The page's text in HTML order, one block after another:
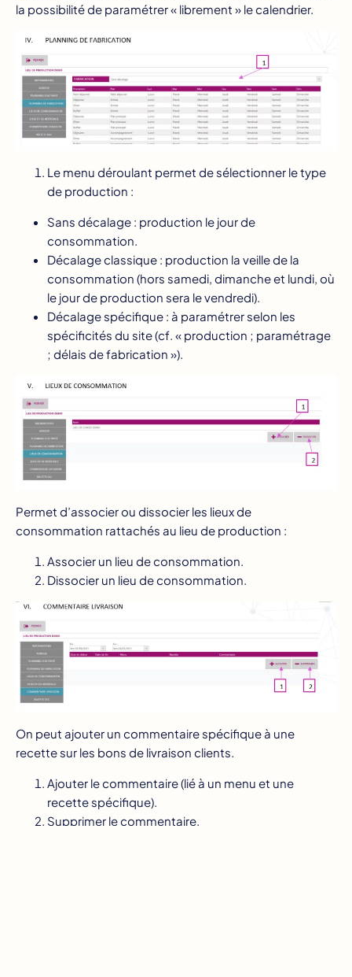
la possibilité de paramétrer « librement » le calendrier.
Le menu déroulant permet de sélectionner le type
de production :
Sans décalage : production le jour de
consommation.
Décalage classique : production la veille de la
consommation (hors samedi, dimanche et lundi, où
le jour de production sera le vendredi).
Décalage spécifique : à paramétrer selon les
spécificités du site (cf. « production ; paramétrage
; délais de fabrication »).
Permet d’associer ou dissocier les lieux de
consommation rattachés au lieu de production :
Associer un lieu de consommation.
Dissocier un lieu de consommation.
On peut ajouter un commentaire spécifique à une
recette sur les bons de livraison clients.
Ajouter le commentaire (lié à un menu et une
recette spécifique).
Supprimer le commentaire.